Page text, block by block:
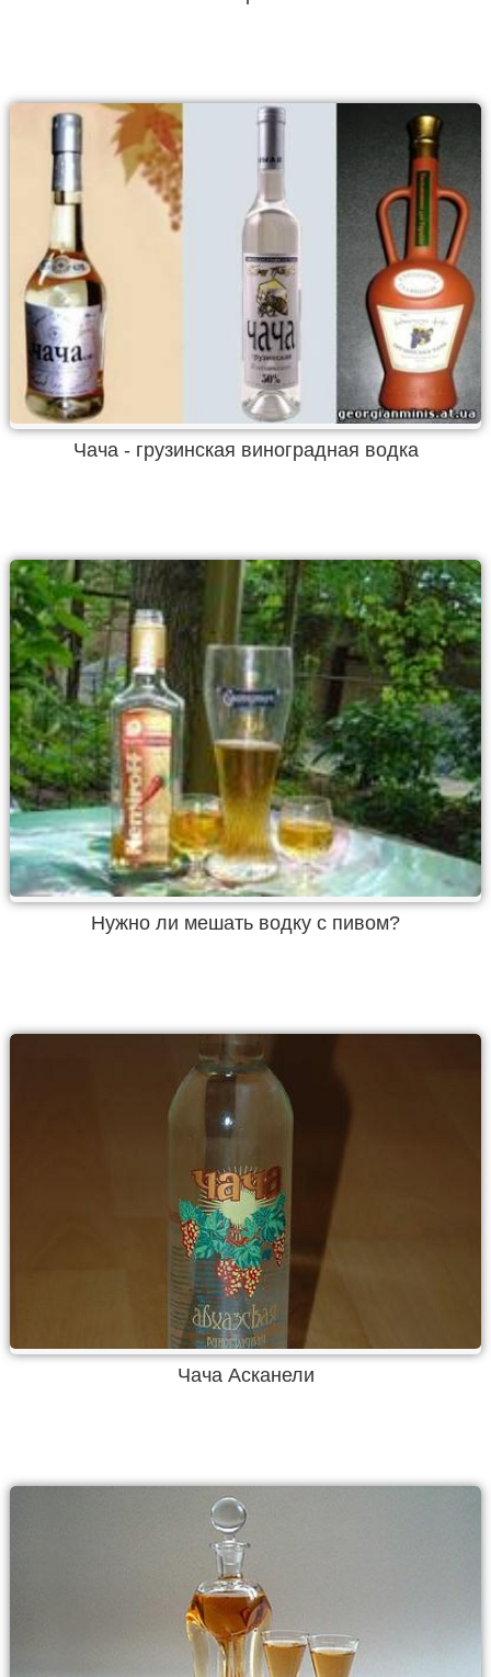
Чача - грузинская виноградная водка
Нужно ли мешать водку с пивом?
Чача Асканели